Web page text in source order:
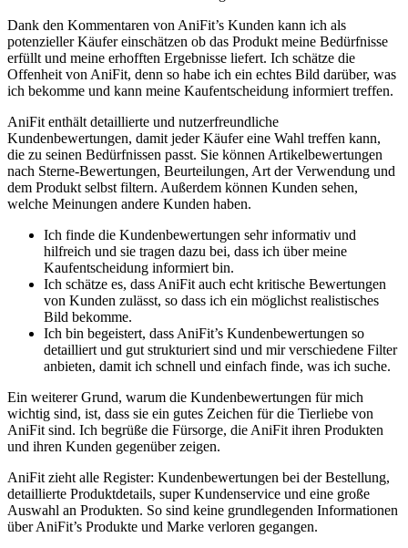
Dank den Kommentaren von AniFit’s ​Kunden kann ich als
potenzieller Käufer einschätzen ob das Produkt meine Bedürfnisse
erfüllt und ⁢meine erhofften Ergebnisse ⁤liefert. Ich schätze die
Offenheit von⁣ AniFit, denn‍ so habe ich ein echtes Bild darüber, was
ich bekomme und kann meine Kaufentscheidung ⁢informiert​ treffen.
AniFit enthält detaillierte und ‍nutzerfreundliche
Kundenbewertungen, damit ‍jeder​ Käufer eine Wahl treffen kann,
die zu seinen Bedürfnissen passt. Sie können ⁣Artikelbewertungen
nach Sterne-Bewertungen, Beurteilungen, Art der Verwendung und
dem Produkt ​selbst filtern. Außerdem können Kunden⁣ sehen,
welche Meinungen andere ​Kunden haben.
Ich finde die Kundenbewertungen sehr informativ und
hilfreich ‍und sie tragen dazu bei, dass ich über meine
Kaufentscheidung informiert bin.
Ich schätze es, dass AniFit auch echt kritische Bewertungen
von Kunden zulässt, so dass ich ein möglichst ‍realistisches⁢
Bild bekomme.
Ich⁣ bin begeistert, dass AniFit’s Kundenbewertungen so
detailliert und gut strukturiert sind und mir verschiedene Filter
anbieten, damit ⁢ich schnell und einfach​ finde, was ich suche.
Ein weiterer Grund, warum die Kundenbewertungen für ‍mich
wichtig sind,‌ ist, dass sie ein gutes Zeichen für die Tierliebe von
AniFit sind. Ich begrüße die ⁤Fürsorge, die AniFit ihren Produkten
und ihren Kunden gegenüber zeigen.
AniFit zieht alle Register:‍ Kundenbewertungen bei der Bestellung,
detaillierte ‌Produktdetails, super Kundenservice ‍und‌ eine große
Auswahl⁤ an Produkten.⁢ So sind keine ⁤grundlegenden Informationen
über AniFit’s Produkte und Marke verloren‌ gegangen.